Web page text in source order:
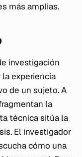
más amplias.
investigación
experiencia
de un sujeto. A
la
técnica sitúa la
El investigador
cómo una